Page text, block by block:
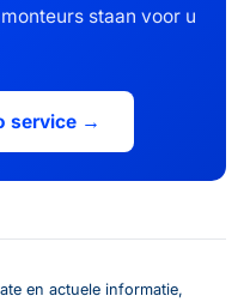
staan voor u
service →
en actuele informatie,